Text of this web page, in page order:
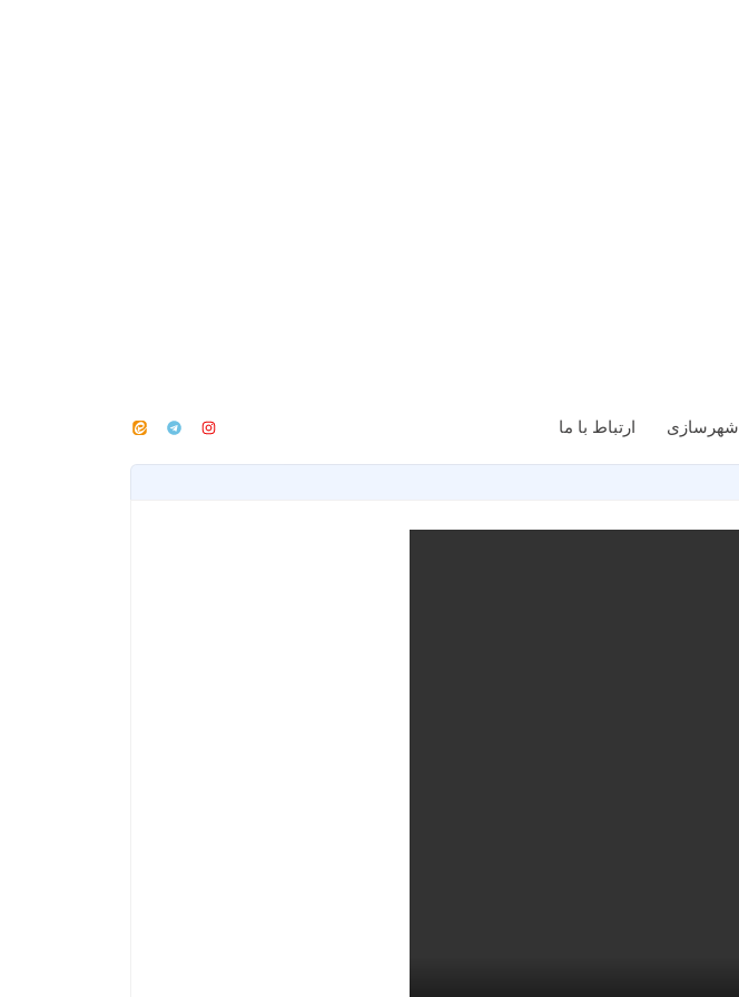
شهرسازی ارتباط با ما